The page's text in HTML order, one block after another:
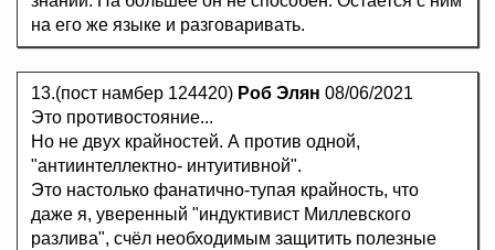
на его же языке и разговаривать.
13.(пост намбер 124420) Роб Элян 08/06/2021
Это противостояние...
Но не двух крайностей. А против одной,
"антиинтеллектно- интуитивной".
Это настолько фанатично-тупая крайность, что
даже я, уверенный "индуктивист Миллевского
разлива", счёл необходимым защитить полезные